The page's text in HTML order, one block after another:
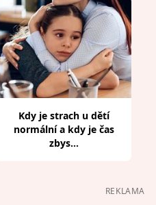
Kdy je strach u dětí
normální a kdy je čas
zbys...
REKLAMA